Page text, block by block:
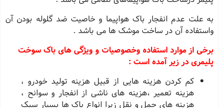
به علت عدم انفجار باک هواپیما و خاصیت ضد گلوله بودن آن
واستفاده آن در ساخت موشک ها می باشد .
برخی از موارد استفاده وخصوصیات و ویژگی های باک سوخت
پلیمری در زیر آمده است :
کم کردن هزینه هایی از قبیل هزینه تولید خودرو ،
هزینه تعمیر ،هزینه های ناشی از انفجار و سوانح ،
هزینه های حمل و نقل زیرا انواع باک ها بسیار سبک